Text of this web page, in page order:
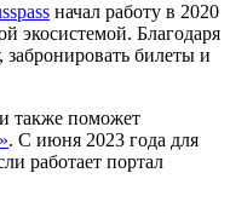
начал работу в 2020
экосистемой. Благодаря
забронировать билеты и
также поможет
. С июня 2023 года для
работает портал